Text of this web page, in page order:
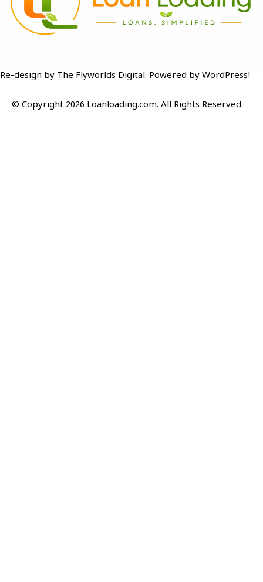
Re-design by The Flyworlds Digital. Powered by WordPress!
© Copyright 2026 Loanloading.com. All Rights Reserved.